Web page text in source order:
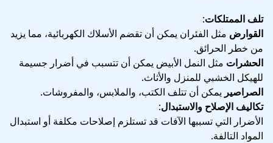
تلف الممتلكات:
القوارض مثل الفئران يمكن أن تقضم الأسلاك الكهربائية، مما يزيد
من خطر الحرائق.
الحشرات مثل النمل الأبيض يمكن أن تتسبب في أضرار جسيمة
للهيكل الخشبي للمنزل والأثاث.
الصراصير يمكن أن تتلف الكتب، والملابس، والمفروشات.
تكاليف الإصلاح والاستبدال:
الأضرار التي تسببها الآفات قد تستلزم إصلاحات مكلفة أو استبدال
المواد التالفة.